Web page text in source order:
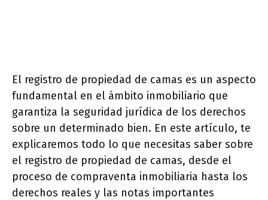
El registro de propiedad de camas es un aspecto
fundamental en el ámbito inmobiliario que
garantiza la seguridad jurídica de los derechos
sobre un determinado bien. En este artículo, te
explicaremos todo lo que necesitas saber sobre
el registro de propiedad de camas, desde el
proceso de compraventa inmobiliaria hasta los
derechos reales y las notas importantes